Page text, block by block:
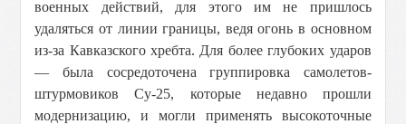
военных действий, для этого им не пришлось
удаляться от линии границы, ведя огонь в основном
из-за Кавказского хребта. Для более глубоких ударов
— была сосредоточена группировка самолетов-
штурмовиков Су-25, которые недавно прошли
модернизацию, и могли применять высокоточные